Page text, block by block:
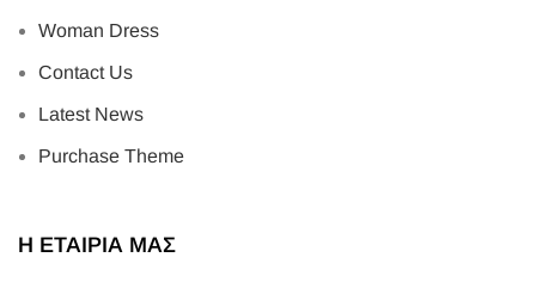
Woman Dress
Contact Us
Latest News
Purchase Theme
Η ΕΤΑΙΡΙΑ ΜΑΣ